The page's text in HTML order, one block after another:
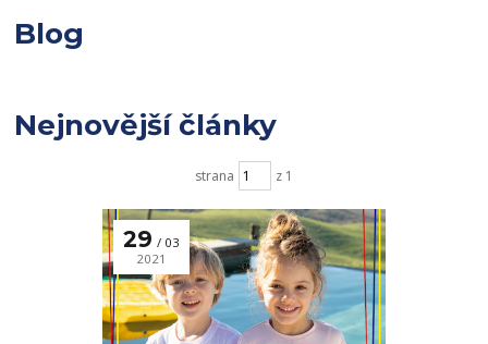
Blog
Nejnovější články
strana z 1
29
03
2021